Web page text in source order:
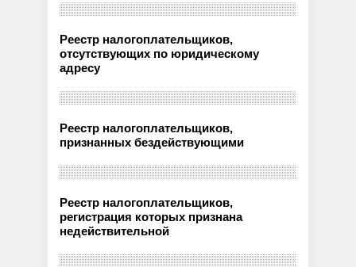
Реестр налогоплательщиков,
отсутствующих по юридическому
адресу
Реестр налогоплательщиков,
признанных бездействующими
Реестр налогоплательщиков,
регистрация которых признана
недействительной